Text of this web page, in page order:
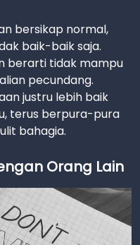
bersikap normal,
baik-baik saja.
berarti tidak mampu
pecundang.
justru lebih baik
terus berpura-pura
bahagia.
Orang Lain